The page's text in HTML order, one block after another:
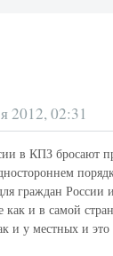
2012, 02:31
в КПЗ бросают
граждан
как и в самой
и у местных и это